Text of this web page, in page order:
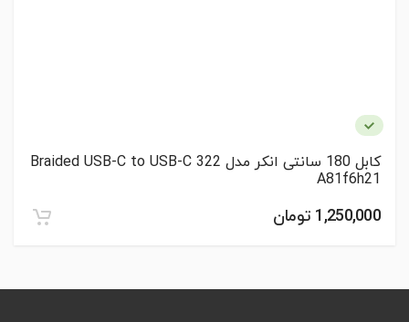
کابل 180 سانتی انکر مدل 322 Braided USB-C to USB-C
A81f6h21
1,250,000 تومان